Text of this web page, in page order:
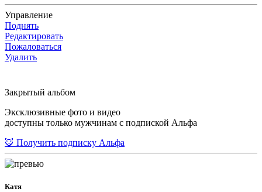
Управление
Поднять
Редактировать
Пожаловаться
Удалить
Закрытый альбом
Эксклюзивные фото и видео
доступны только мужчинам с подпиской Альфа
🦊 Получить подписку Альфа
Катя